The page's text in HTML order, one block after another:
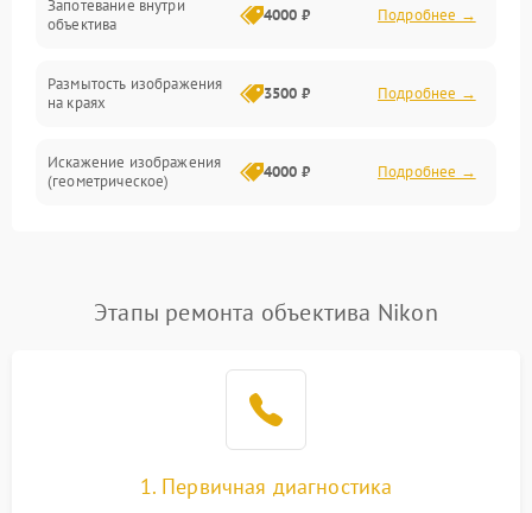
Запотевание внутри
объектива
4000 ₽ Подробнее →
Размытость изображения
на краях
3500 ₽ Подробнее →
Искажение изображения
(геометрическое)
4000 ₽ Подробнее →
Проблемы с резкостью
Этапы ремонта объектива Nikon
1. Первичная диагностика